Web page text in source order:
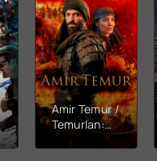
Amir Temur /
Temurlan:
Fathchining